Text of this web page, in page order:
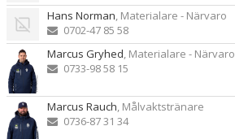
Hans Norman, Materialare - Närvaro
0702-47 85 58
Marcus Gryhed, Materialare - Närvaro
0733-98 58 15
Marcus Rauch, Målvaktstränare
0736-87 31 34